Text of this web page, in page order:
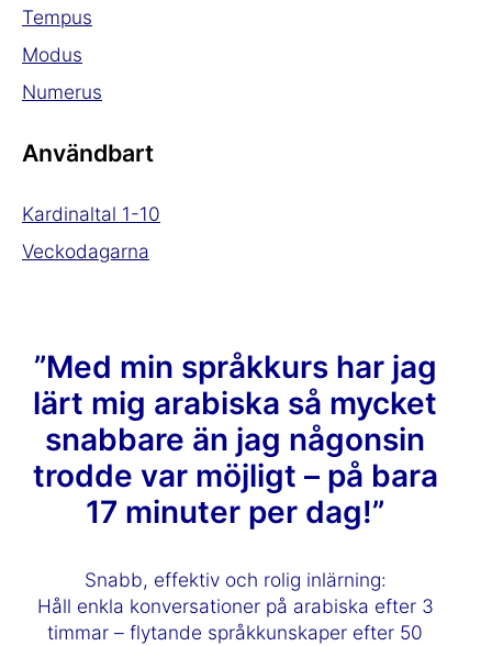
Tempus
Modus
Numerus
Användbart
Kardinaltal 1-10
Veckodagarna
”Med min språkkurs har jag
lärt mig arabiska så mycket
snabbare än jag någonsin
trodde var möjligt – på bara
17 minuter per dag!”
Snabb, effektiv och rolig inlärning:
Håll enkla konversationer på arabiska efter 3
timmar – flytande språkkunskaper efter 50